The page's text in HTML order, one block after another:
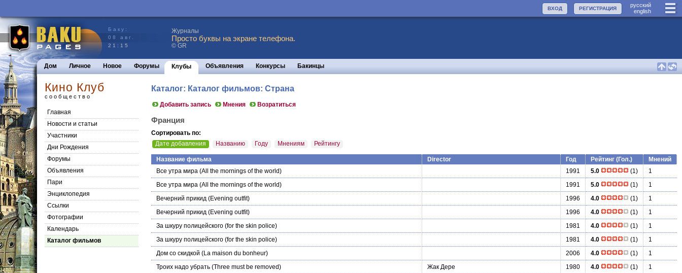
руccкий
english
РЕГИСТРАЦИЯ
ВХОД
Баку:
08 авг.
21:15
Журналы
Просто буквы на экране телефона.
© GR
Дом Личное Новое Форумы Клубы Объявления Конкурсы Бакинцы
Кино Клуб
сообщество
Главная
Новости и статьи
Участники
Дни Рождения
Форумы
Объявления
Пари
Энциклопедия
Cсылки
Фотографии
Календарь
Каталог фильмов
Каталог: Каталог фильмов: Страна
Добавить запись Мнения Возратиться
Франция
Сортировать по:
Дате добавления
Названию Году Мнениям Рейтингу
Название фильма Director Год Рейтинг (Гол.)
Мнений
Все утра мира (Аll the mornings of the world) 1991 5.0 (1)
1
Все утра мира (Аll the mornings of the world) 1991 5.0 (1)
1
Вечерний прикид (Еvening outfit) 1996 4.0 (1)
1
Вечерний прикид (Еvening outfit) 1996 4.0 (1)
1
За шкуру полицейского (for the skin police) 1981 4.0 (1)
1
За шкуру полицейского (for the skin police) 1981 4.0 (1)
1
Дом со скидкой (La maison du bonheur) 2006 4.0 (1)
1
Троих надо убрать (Three must be removed) Жак Дере 1980 4.0 (1)
1